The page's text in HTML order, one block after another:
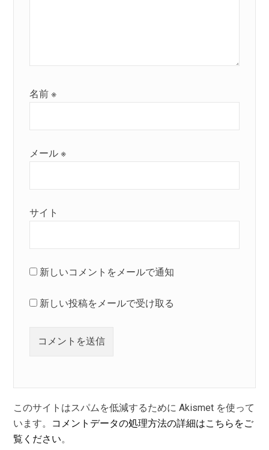
名前※
メール※
サイト
新しいコメントをメールで通知
新しい投稿をメールで受け取る
このサイトはスパムを低減するために Akismet を使って
います。 コメントデータの処理方法の詳細はこちらをご
覧ください。